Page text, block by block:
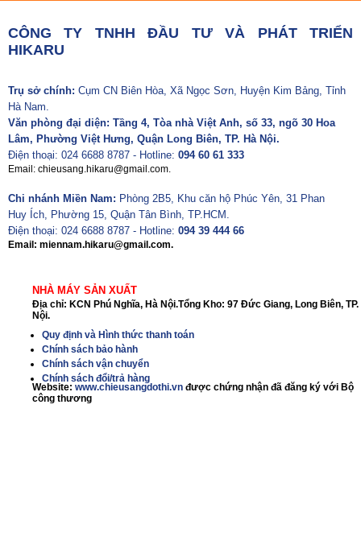
CÔNG TY TNHH ĐẦU TƯ VÀ PHÁT TRIỂN
HIKARU
Trụ sở chính: Cụm CN Biên Hòa, Xã Ngọc Sơn, Huyện Kim Bảng, Tỉnh
Hà Nam.
Văn phòng đại diện: Tầng 4, Tòa nhà Việt Anh, số 33, ngõ 30 Hoa
Lâm, Phường Việt Hưng, Quận Long Biên, TP. Hà Nội.
Điện thoại: 024 6688 8787 - Hotline: 094 60 61 333
Email: chieusang.hikaru@gmail.com.
Chi nhánh Miền Nam: Phòng 2B5, Khu căn hộ Phúc Yên, 31 Phan
Huy Ích, Phường 15, Quận Tân Bình, TP.HCM.
Điện thoại: 024 6688 8787 - Hotline: 094 39 444 66
Email: miennam.hikaru@gmail.com.
NHÀ MÁY SẢN XUẤT
Địa chỉ: KCN Phú Nghĩa, Hà Nội.Tổng Kho: 97 Đức Giang, Long Biên, TP.
Nội.
Quy định và Hình thức thanh toán
Chính sách bảo hành
Chính sách vận chuyển
Chính sách đổi/trả hàng
Website: www.chieusangdothi.vn được chứng nhận đã đăng ký với Bộ
công thương